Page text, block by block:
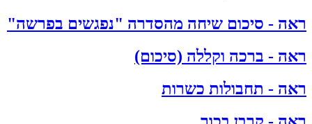
ראה - סיכום שיחה מהסדרה "נפגשים בפרשה"
ראה - ברכה וקללה (סיכום)
ראה - תחבולות כשרות